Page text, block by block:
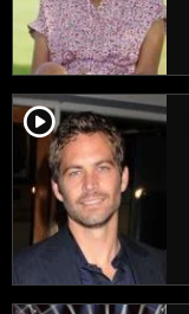
player2